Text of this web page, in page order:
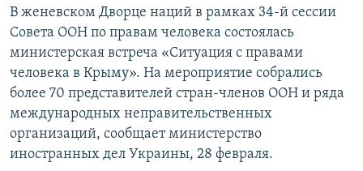
ТЕЛЕПРОЕКТ КРЫМ.РЕАЛИИ
СОВЕТЫ ПРАВОЗАЩИТНИКОВ
ПРОПАВШИЕ БЕЗ ВЕСТИ
ПОБЕДИТЕЛЕЙ НЕ СУДЯТ?
КРЫМ.НЕПОКОРЕННЫЙ
ELIFBE
Українською
Qırımtatar
ПРИСОЕДИНЯЙТЕСЬ!
В женевском Дворце наций в рамках 34-й сессии
Совета ООН по правам человека состоялась
министерская встреча «Ситуация с правами
человека в Крыму». На мероприятие собрались
более 70 представителей стран-членов ООН и ряда
международных неправительственных
организаций, сообщает министерство
иностранных дел Украины, 28 февраля.